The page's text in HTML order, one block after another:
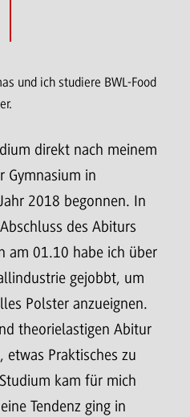
und ich studiere BWL-Food
direkt nach meinem
Gymnasium in
2018 begonnen. In
des Abiturs
am 01.10 habe ich über
gejobbt, um
Polster anzueignen.
theorielastigen Abitur
etwas Praktisches zu
kam für mich
Tendenz ging in